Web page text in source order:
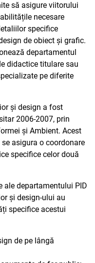
să asigure viitorului
necesare
specifice
de obiect și grafic.
departamentul
didactice titulare sau
pe diferite
și design a fost
2006-2007, prin
și Ambient. Acest
asigura o coordonare
specifice celor două
ale departamentului PID
și design-ului au
specifice acestui
de pe lângă